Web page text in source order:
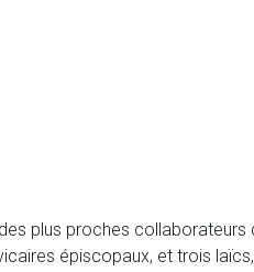
plus proches collaborateurs
épiscopaux, et trois